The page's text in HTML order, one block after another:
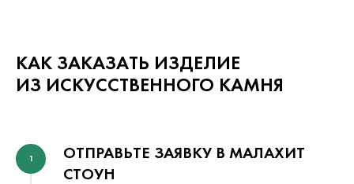
КАК ЗАКАЗАТЬ ИЗДЕЛИЕ
ИЗ ИСКУССТВЕННОГО КАМНЯ
1
ОТПРАВЬТЕ ЗАЯВКУ В МАЛАХИТ
СТОУН